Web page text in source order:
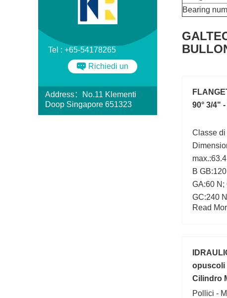
Tel : +65-54178265
Richiedi un
Address：No.11 Klementi
Doop Singapore 651323
Bearing
90° 3/4"
Classe di
B
GA:60 N;
GC:240
d:40 mm;
Read
opuscoli
Cilindro
Pollici -